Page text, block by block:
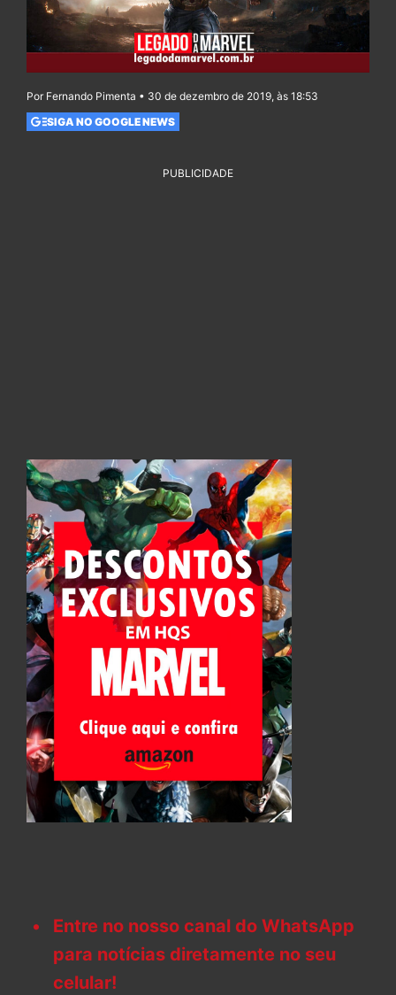
Por Fernando Pimenta • 30 de dezembro de 2019, às 18:53
SIGA NO GOOGLE NEWS
PUBLICIDADE
Entre no nosso canal do WhatsApp
para notícias diretamente no seu
celular!